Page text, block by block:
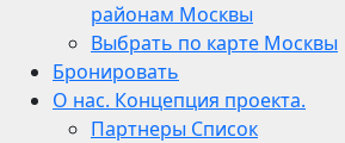
районам Москвы
Выбрать по карте Москвы
Бронировать
О нас. Концепция проекта.
Партнеры Список